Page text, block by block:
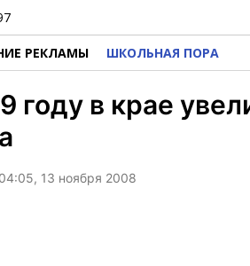
РЕКЛАМЫ ШКОЛЬНАЯ ПОРА
году в крае
13 ноября 2008